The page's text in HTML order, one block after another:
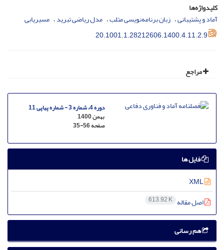
کلیدواژه‌ها
آماد و پشتیبانی زبان برنامه‌نویسی متلب مدل ریاضی تبرید مسیریابی
20.1001.1.28212606.1400.4.11.2.9
مراجع
دوره 4، شماره 3 - شماره پیاپی 11
بهمن 1400
صفحه35-56
فایل ها
اصل مقاله 613.92 K
هم رسانی